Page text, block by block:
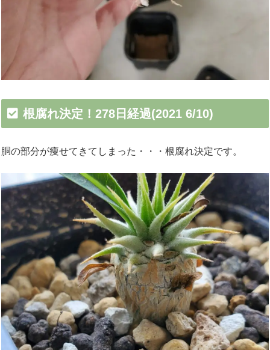
根腐れ決定！278日経過(2021 6/10)
胴の部分が痩せてきてしまった・・・根腐れ決定です。